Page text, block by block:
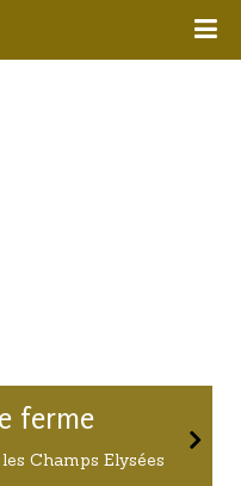
ferme
Champs Elysées